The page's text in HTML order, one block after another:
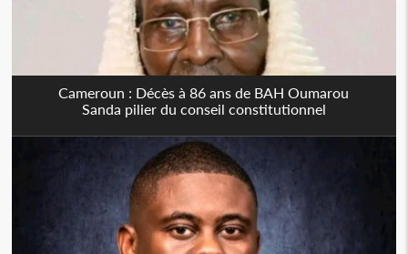
Cameroun : Décès à 86 ans de BAH Oumarou
Sanda pilier du conseil constitutionnel